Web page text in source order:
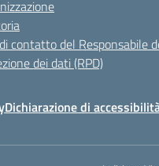
contatto del Responsabile
dei dati (RPD)
Dichiarazione di